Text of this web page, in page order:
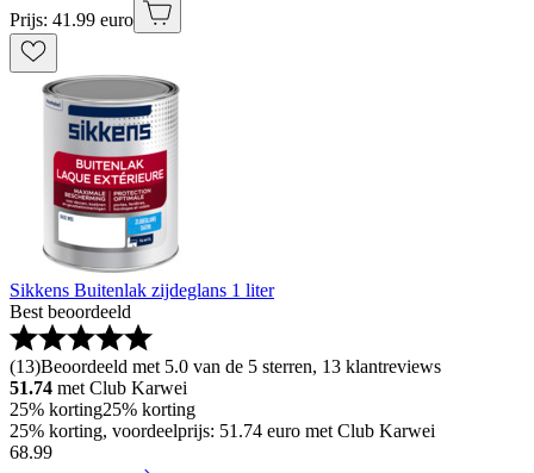
Prijs: 41.99 euro
Sikkens Buitenlak zijdeglans 1 liter
Best beoordeeld
(13)Beoordeeld met 5.0 van de 5 sterren, 13 klantreviews
51.74 met Club Karwei
25% korting25% korting
25% korting, voordeelprijs: 51.74 euro met Club Karwei
68.99